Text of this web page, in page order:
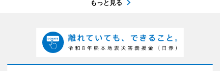
もっと見る